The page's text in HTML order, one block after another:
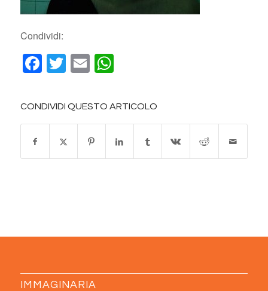
Condividi:
Facebook
Twitter
EmailWhatsApp
CONDIVIDI QUESTO ARTICOLO
IMMAGINARIA